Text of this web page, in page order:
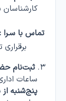
کارشناسان
تماس با سـرا :
ثبت‌نام
ساعات
پنج‌شنبه از